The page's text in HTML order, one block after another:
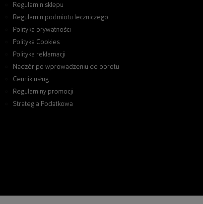
Regulamin sklepu
Regulamin podmiotu leczniczego
Polityka prywatności
Polityka Cookies
Polityka reklamacji
Nadzór po wprowadzeniu do obrotu
Cennik usług
Regulaminy promocji
Strategia Podatkowa